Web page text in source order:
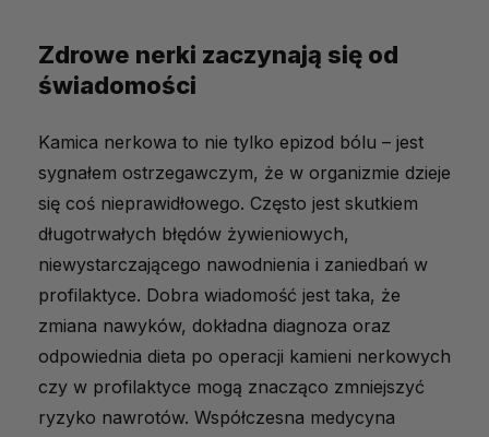
Zdrowe nerki zaczynają się od
świadomości
Kamica nerkowa to nie tylko epizod bólu – jest
sygnałem ostrzegawczym, że w organizmie dzieje
się coś nieprawidłowego. Często jest skutkiem
długotrwałych błędów żywieniowych,
niewystarczającego nawodnienia i zaniedbań w
profilaktyce. Dobra wiadomość jest taka, że
zmiana nawyków, dokładna diagnoza oraz
odpowiednia dieta po operacji kamieni nerkowych
czy w profilaktyce mogą znacząco zmniejszyć
ryzyko nawrotów. Współczesna medycyna